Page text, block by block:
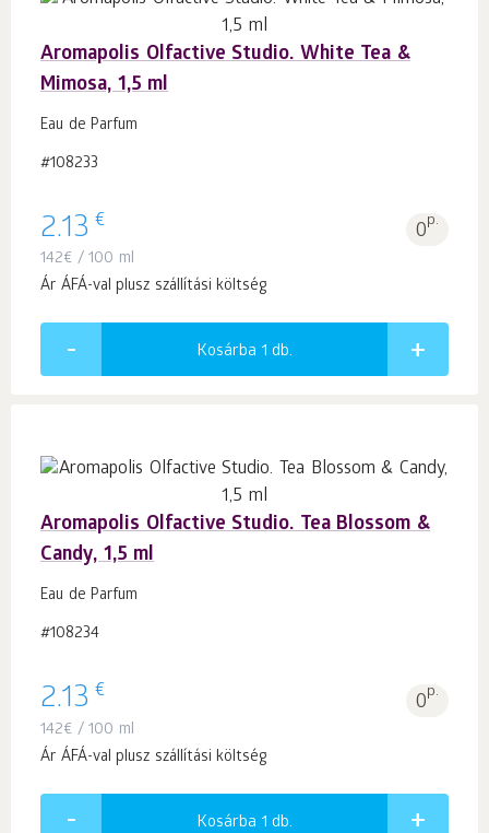
Aromapolis Olfactive Studio. White Tea &
Mimosa, 1,5 ml
Eau de Parfum
#108233
2.13 € 0p.
142€ / 100 ml
Ár ÁFÁ-val plusz szállítási költség
Kosárba 1 db.
Aromapolis Olfactive Studio. Tea Blossom &
Candy, 1,5 ml
Eau de Parfum
#108234
2.13 € 0p.
142€ / 100 ml
Ár ÁFÁ-val plusz szállítási költség
Kosárba 1 db.